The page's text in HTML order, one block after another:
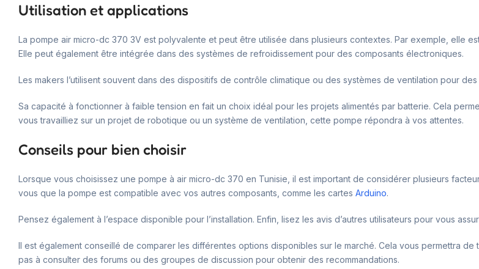
Utilisation et applications
La pompe air micro-dc 370 3V est polyvalente et peut être utilisée dans plusieurs contextes. Par exemple, elle
Elle peut également être intégrée dans des systèmes de refroidissement pour des composants électroniques.
Les makers l’utilisent souvent dans des dispositifs de contrôle climatique ou des systèmes de ventilation pour
Sa capacité à fonctionner à faible tension en fait un choix idéal pour les projets alimentés par batterie. Cela
vous travailliez sur un projet de robotique ou un système de ventilation, cette pompe répondra à vos attentes.
Conseils pour bien choisir
Lorsque vous choisissez une pompe à air micro-dc 370 en Tunisie, il est important de considérer plusieurs
vous que la pompe est compatible avec vos autres composants, comme les cartes Arduino.
Pensez également à l’espace disponible pour l’installation. Enfin, lisez les avis d’autres utilisateurs pour vous
Il est également conseillé de comparer les différentes options disponibles sur le marché. Cela vous permettra
pas à consulter des forums ou des groupes de discussion pour obtenir des recommandations.